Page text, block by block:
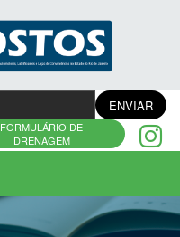
ENVIAR
FORMULÁRIO DE
DRENAGEM